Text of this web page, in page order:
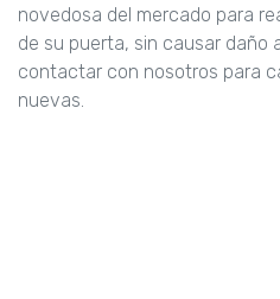
novedosa del mercado para
de su puerta, sin causar daño
contactar con nosotros para
nuevas.